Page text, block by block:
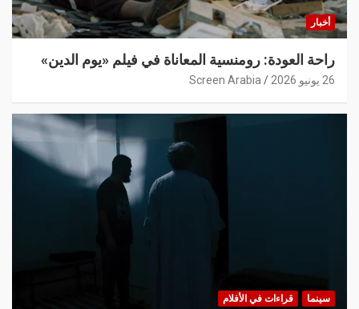
أخبار
راحة العودة: رومنسية المعاناة في فيلم «يوم الدين»
26 يونيو 2026 Screen Arabia
سينما قراءات في الأفلام